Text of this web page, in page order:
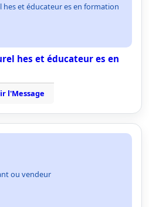
et éducateur es en formation
hes et éducateur es en
l'Message
ou vendeur